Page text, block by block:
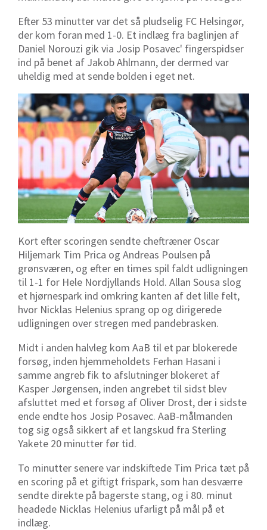
Efter 53 minutter var det så pludselig FC Helsingør,
der kom foran med 1-0. Et indlæg fra baglinjen af
Daniel Norouzi gik via Josip Posavec' fingerspidser
ind på benet af Jakob Ahlmann, der dermed var
uheldig med at sende bolden i eget net.
Kort efter scoringen sendte cheftræner Oscar
Hiljemark Tim Prica og Andreas Poulsen på
grønsværen, og efter en times spil faldt udligningen
til 1-1 for Hele Nordjyllands Hold. Allan Sousa slog
et hjørnespark ind omkring kanten af det lille felt,
hvor Nicklas Helenius sprang op og dirigerede
udligningen over stregen med pandebrasken.
Midt i anden halvleg kom AaB til et par blokerede
forsøg, inden hjemmeholdets Ferhan Hasani i
samme angreb fik to afslutninger blokeret af
Kasper Jørgensen, inden angrebet til sidst blev
afsluttet med et forsøg af Oliver Drost, der i sidste
ende endte hos Josip Posavec. AaB-målmanden
tog sig også sikkert af et langskud fra Sterling
Yakete 20 minutter før tid.
To minutter senere var indskiftede Tim Prica tæt på
en scoring på et giftigt frispark, som han desværre
sendte direkte på bagerste stang, og i 80. minut
headede Nicklas Helenius ufarligt på mål på et
indlæg.